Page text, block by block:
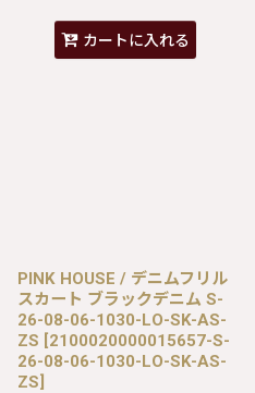
カートに入れる
PINK HOUSE / デニムフリル
スカート ブラックデニム S-
26-08-06-1030-LO-SK-AS-
ZS [2100020000015657-S-
26-08-06-1030-LO-SK-AS-
ZS]